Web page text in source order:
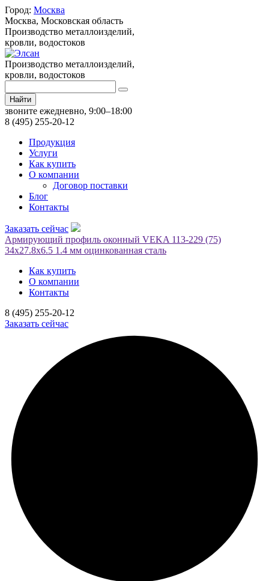
Город: Москва
Москва, Московская область
Производство металлоизделий,
кровли, водостоков
Производство металлоизделий,
кровли, водостоков
Найти
звоните ежедневно, 9:00–18:00
8 (495) 255-20-12
Продукция
Услуги
Как купить
О компании
Договор поставки
Блог
Контакты
Заказать сейчас
Армирующий профиль оконный VEKA 113-229 (75)
34х27.8х6.5 1.4 мм оцинкованная сталь
Как купить
О компании
Контакты
8 (495) 255-20-12
Заказать сейчас